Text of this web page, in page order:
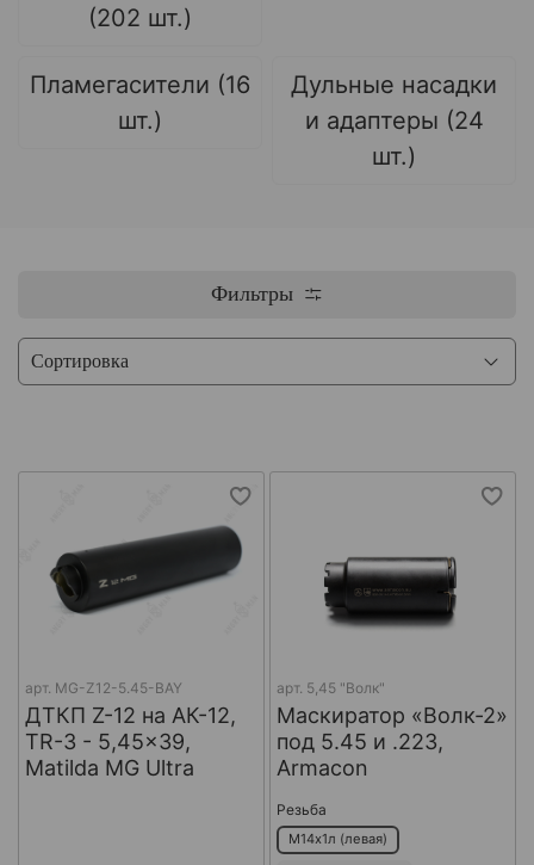
(202 шт.)
Пламегасители (16
шт.)
Дульные насадки
и адаптеры (24
шт.)
Фильтры
арт. MG-Z12-5.45-BAY
ДТКП Z-12 на АК-12,
TR-3 - 5,45x39,
Matilda MG Ultra
арт. 5,45 "Волк"
Маскиратор «Волк-2»
под 5.45 и .223,
Armacon
Резьба
М14х1л (левая)